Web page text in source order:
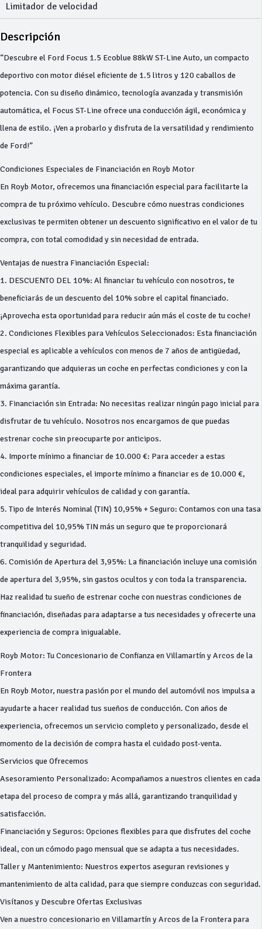
Limitador de velocidad
Descripción
“Descubre el Ford Focus 1.5 Ecoblue 88kW ST-Line Auto, un compacto
deportivo con motor diésel eficiente de 1.5 litros y 120 caballos de
potencia. Con su diseño dinámico, tecnología avanzada y transmisión
automática, el Focus ST-Line ofrece una conducción ágil, económica y
llena de estilo. ¡Ven a probarlo y disfruta de la versatilidad y rendimiento
de Ford!”
Condiciones Especiales de Financiación en Royb Motor
En Royb Motor, ofrecemos una financiación especial para facilitarte la
compra de tu próximo vehículo. Descubre cómo nuestras condiciones
exclusivas te permiten obtener un descuento significativo en el valor de tu
compra, con total comodidad y sin necesidad de entrada.
Ventajas de nuestra Financiación Especial:
1. DESCUENTO DEL 10%: Al financiar tu vehículo con nosotros, te
beneficiarás de un descuento del 10% sobre el capital financiado.
¡Aprovecha esta oportunidad para reducir aún más el coste de tu coche!
2. Condiciones Flexibles para Vehículos Seleccionados: Esta financiación
especial es aplicable a vehículos con menos de 7 años de antigüedad,
garantizando que adquieras un coche en perfectas condiciones y con la
máxima garantía.
3. Financiación sin Entrada: No necesitas realizar ningún pago inicial para
disfrutar de tu vehículo. Nosotros nos encargamos de que puedas
estrenar coche sin preocuparte por anticipos.
4. Importe mínimo a financiar de 10.000 €: Para acceder a estas
condiciones especiales, el importe mínimo a financiar es de 10.000 €,
ideal para adquirir vehículos de calidad y con garantía.
5. Tipo de Interés Nominal (TIN) 10,95% + Seguro: Contamos con una tasa
competitiva del 10,95% TIN más un seguro que te proporcionará
tranquilidad y seguridad.
6. Comisión de Apertura del 3,95%: La financiación incluye una comisión
de apertura del 3,95%, sin gastos ocultos y con toda la transparencia.
Haz realidad tu sueño de estrenar coche con nuestras condiciones de
financiación, diseñadas para adaptarse a tus necesidades y ofrecerte una
experiencia de compra inigualable.
Royb Motor: Tu Concesionario de Confianza en Villamartín y Arcos de la
Frontera
En Royb Motor, nuestra pasión por el mundo del automóvil nos impulsa a
ayudarte a hacer realidad tus sueños de conducción. Con años de
experiencia, ofrecemos un servicio completo y personalizado, desde el
momento de la decisión de compra hasta el cuidado post-venta.
Servicios que Ofrecemos
Asesoramiento Personalizado: Acompañamos a nuestros clientes en cada
etapa del proceso de compra y más allá, garantizando tranquilidad y
satisfacción.
Financiación y Seguros: Opciones flexibles para que disfrutes del coche
ideal, con un cómodo pago mensual que se adapta a tus necesidades.
Taller y Mantenimiento: Nuestros expertos aseguran revisiones y
mantenimiento de alta calidad, para que siempre conduzcas con seguridad.
Visítanos y Descubre Ofertas Exclusivas
Ven a nuestro concesionario en Villamartín y Arcos de la Frontera para